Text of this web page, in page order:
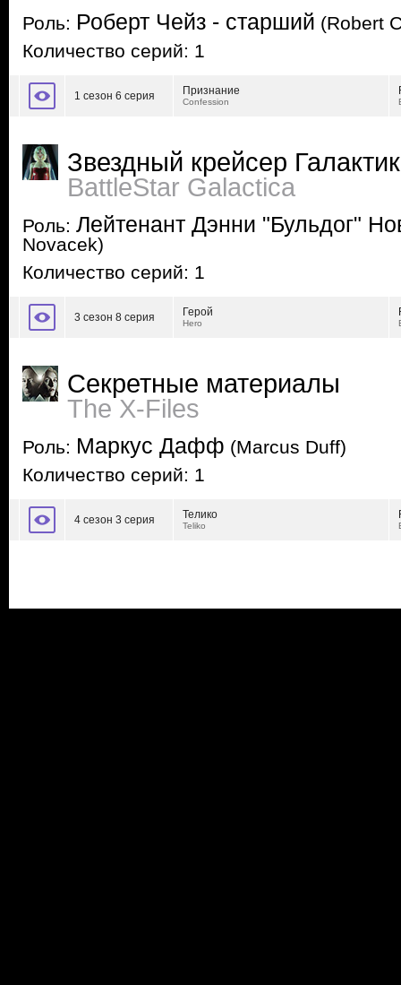
Роль: Роберт Чейз - старший (Robert
Количество серий: 1
1 сезон 6 серия Признание
Confession
Звездный крейсер
BattleStar Galactica
Роль: Лейтенант Дэнни "Бульдог"
Novacek)
Количество серий: 1
3 сезон 8 серия Герой
Hero
Секретные материалы
The X-Files
Роль: Маркус Дафф (Marcus Duff)
Количество серий: 1
4 сезон 3 серия Телико
Teliko